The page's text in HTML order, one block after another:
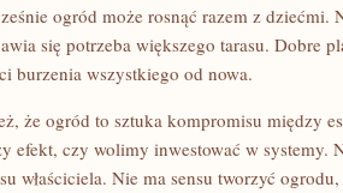
ogród może rosnąć razem z dziećmi.
się potrzeba większego tarasu. Dobre
burzenia wszystkiego od nowa.
że ogród to sztuka kompromisu między
efekt, czy wolimy inwestować w systemy.
właściciela. Nie ma sensu tworzyć